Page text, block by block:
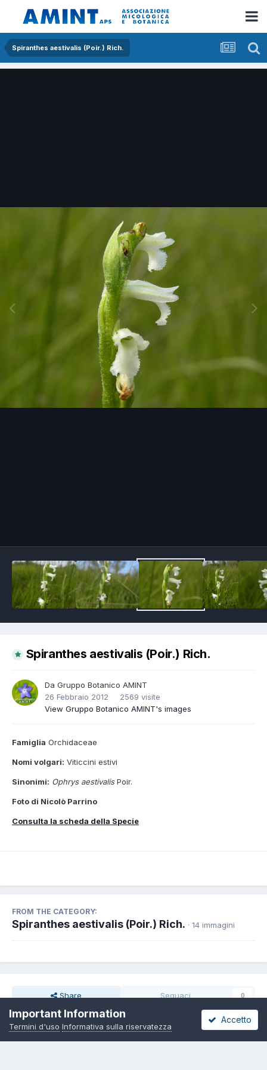
Spiranthes aestivalis (Poir.) Rich.
Spiranthes aestivalis (Poir.) Rich.
Da Gruppo Botanico AMINT
26 Febbraio 2012
2569 visite
View Gruppo Botanico AMINT's images
Famiglia Orchidaceae
Nomi volgari: Viticcini estivi
Sinonimi: Ophrys aestivalisPoir.
Foto di Nicolò Parrino
Consulta la scheda della Specie
FROM THE CATEGORY:
Spiranthes aestivalis (Poir.) Rich. · 14 immagini
Share Seguaci 0
Important Information
Termini d'uso Informativa sulla riservatezza
Accetto